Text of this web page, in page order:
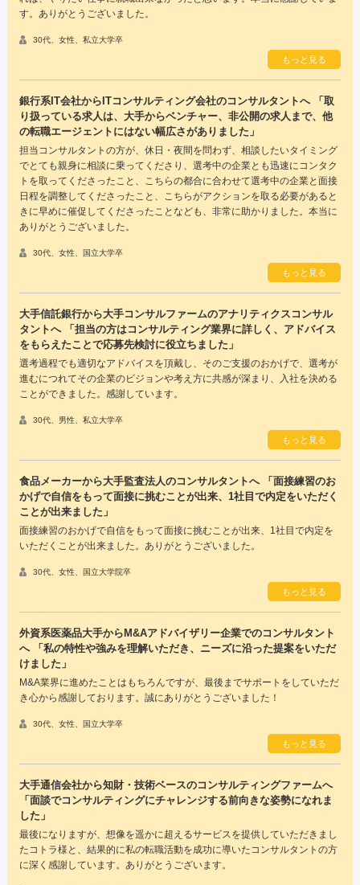
す。ありがとうございました。
30代、女性、私立大学卒
もっと見る
銀行系IT会社からITコンサルティング会社のコンサルタントへ 「取
り扱っている求人は、大手からベンチャー、非公開の求人まで、他
の転職エージェントにはない幅広さがありました」
担当コンサルタントの方が、休日・夜間を問わず、相談したいタイミング
でとても親身に相談に乗ってくださり、選考中の企業とも迅速にコンタク
トを取ってくださったこと、こちらの都合に合わせて選考中の企業と面接
日程を調整してくださったこと、こちらがアクションを取る必要があると
きに早めに催促してくださったことなども、非常に助かりました。本当に
ありがとうございました。
30代、女性、国立大学卒
もっと見る
大手信託銀行から大手コンサルファームのアナリティクスコンサル
タントへ 「担当の方はコンサルティング業界に詳しく、アドバイス
をもらえたことで応募先検討に役立ちました」
選考過程でも適切なアドバイスを頂戴し、そのご支援のおかげで、選考が
進むにつれてその企業のビジョンや考え方に共感が深まり、入社を決める
ことができました。感謝しています。
30代、男性、私立大学卒
もっと見る
食品メーカーから大手監査法人のコンサルタントへ 「面接練習のお
かげで自信をもって面接に挑むことが出来、1社目で内定をいただく
ことが出来ました」
面接練習のおかげで自信をもって面接に挑むことが出来、1社目で内定を
いただくことが出来ました。ありがとうございました。
30代、女性、国立大学院卒
もっと見る
外資系医薬品大手からM&Aアドバイザリー企業でのコンサルタント
へ 「私の特性や強みを理解いただき、ニーズに沿った提案をいただ
けました」
M&A業界に進めたことはもちろんですが、最後までサポートをしていただ
き心から感謝しております。誠にありがとうございました！
30代、女性、国立大学卒
もっと見る
大手通信会社から知財・技術ベースのコンサルティングファームへ
「面談でコンサルティングにチャレンジする前向きな姿勢になれま
した」
最後になりますが、想像を遥かに超えるサービスを提供していただきまし
たコトラ様と、結果的に私の転職活動を成功に導いたコンサルタントの方
に深く感謝しています。ありがとうございます。